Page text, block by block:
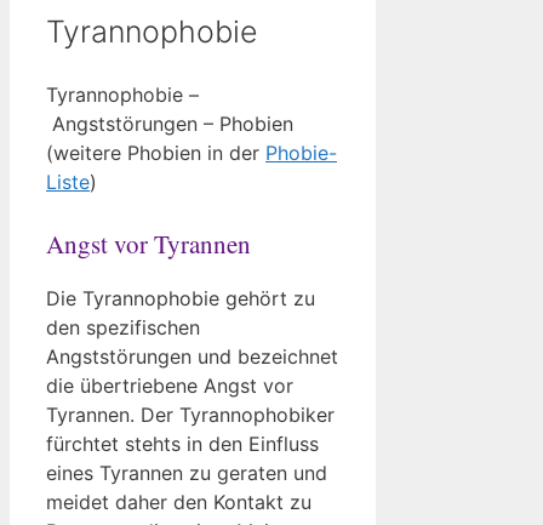
Tyrannophobie
Tyrannophobie –
Angststörungen – Phobien
(weitere Phobien in der Phobie-
Liste)
Angst vor Tyrannen
Die Tyrannophobie gehört zu
den spezifischen
Angststörungen und bezeichnet
die übertriebene Angst vor
Tyrannen. Der Tyrannophobiker
fürchtet stehts in den Einfluss
eines Tyrannen zu geraten und
meidet daher den Kontakt zu